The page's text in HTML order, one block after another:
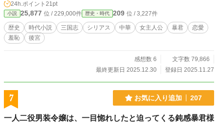
双と謳われる武将・呂布――董卓の義子にして、その矛をふ
るう若き猛将である。 主君か、恋か。 国か、自分のささやか
な幸せか。 後世、「美女連環の計」の名で語られることにな
る女・貂蝉が、 自分の恋と誇りを選び取ろうともがく、中華
24h.ポイント 21pt
小説 25,877 位 / 229,000件 歴史・時代 209 位 / 3,227件
歴史 時代小説 三国志 シリアス 中華 女主人公 暴君
恋愛
羞恥
後宮
感想数 6
文字数 79,866
最終更新日 2025.12.30
登録日 2025.11.27
7 お気に入り追加 207
一人二役男装令嬢は、一目惚れしたと迫ってくる鈍感暴君様